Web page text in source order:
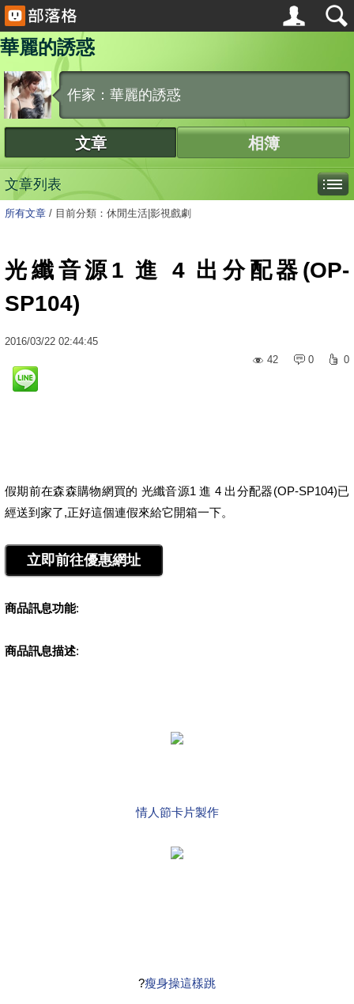
華麗的誘惑
作家：華麗的誘惑
文章 相簿
文章列表
所有文章 / 目前分類：休閒生活|影視戲劇
光纖音源1 進 4 出分配器(OP-
SP104)
2016/03/22 02:44:45
42
0 0
假期前在森森購物網買的 光纖音源1 進 4 出分配器(OP-SP104)已
經送到家了,正好這個連假來給它開箱一下。
商品訊息功能:
商品訊息描述:
情人節卡片製作
?瘦身操這樣跳